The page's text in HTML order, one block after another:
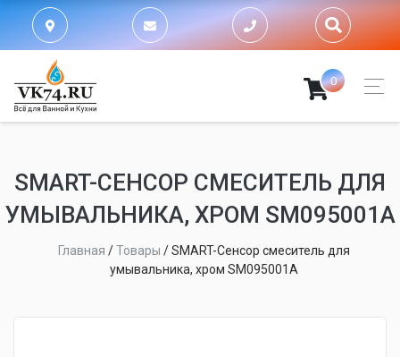
0
SMART-СЕНСОР СМЕСИТЕЛЬ ДЛЯ
УМЫВАЛЬНИКА, ХРОМ SM095001A
Главная /Товары /SMART-Сенсор смеситель для
умывальника, хром SM095001A